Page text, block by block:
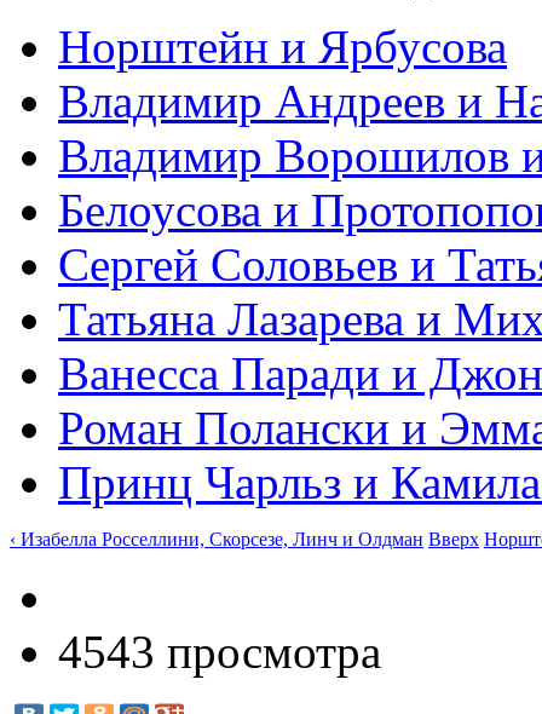
Норштейн и Ярбусова
Владимир Андреев и
Владимир Ворошилов
Белоусова и
Сергей Соловьев и
Татьяна Лазарева и
Ванесса Паради и
Роман Полански и
Принц Чарльз и
‹ Изабелла Росселлини, Скорсезе, Линч и Олдман Вверх
4543 просмотра